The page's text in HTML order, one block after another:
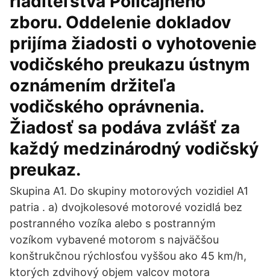
zboru. Oddelenie dokladov
prijíma žiadosti o vyhotovenie
vodičského preukazu ústnym
oznámením držiteľa
vodičského oprávnenia.
Žiadosť sa podáva zvlášť za
každý medzinárodný vodičský
preukaz.
Skupina A1. Do skupiny motorových vozidiel A1
patria . a) dvojkolesové motorové vozidlá bez
postranného vozíka alebo s postranným
vozíkom vybavené motorom s najväčšou
konštrukčnou rýchlosťou vyššou ako 45 km/h,
ktorých zdvihový objem valcov motora